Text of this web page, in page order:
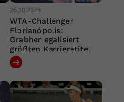
26.10.2025
WTA-Challenger
Florianópolis:
Grabher egalisiert
größten Karrieretitel